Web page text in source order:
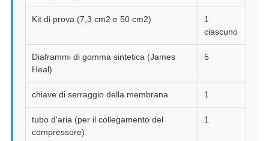
Kit di prova (7,3 cm2 e 50 cm2)
1
ciascuno
Diaframmi di gomma sintetica (James
Heal)
5
chiave di serraggio della membrana 1
tubo d'aria (per il collegamento del
compressore)
1